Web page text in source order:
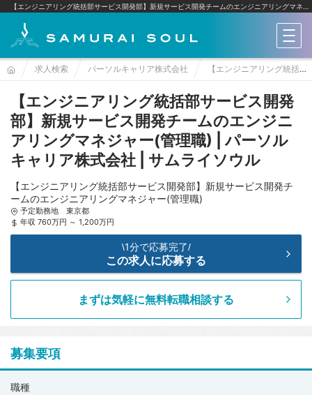
メ
求人検索 パーソルキャリア株式会社 【エンジニアリング統括部サービス開発部】新規サービス開発チームのエンジニアリングマネジャー(管理職)
【エンジニアリング統括部サービス開発
部】新規サービス開発チームのエンジニ
アリングマネジャー(管理職) | パーソル
キャリア株式会社 | サムライソウル
【エンジニアリング統括部サービス開発部】新規サービス開発チ
ームのエンジニアリングマネジャー(管理職)
予定勤務地 東京都
年収 760万円 ～ 1,200万円
まずは気軽に無料転職相談する
\1分で応募完了/
この求人に応募する
募集要項
職種